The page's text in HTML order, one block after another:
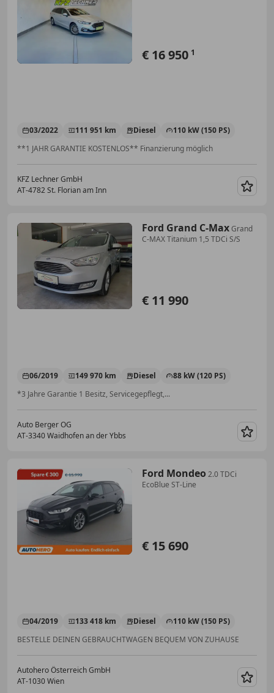
€ 16 950 1
03/2022 111 951 km Diesel
110 kW (150 PS)
**1 JAHR GARANTIE KOSTENLOS** Finanzierung möglich
KFZ Lechner GmbH
AT-4782 St. Florian am Inn
Ford Grand C-MaxGrand
C-MAX Titanium 1,5 TDCi S/S
€ 11 990
06/2019 149 970 km Diesel
88 kW (120 PS)
*3 Jahre Garantie 1 Besitz, Servicegepflegt,...
Auto Berger OG
AT-3340 Waidhofen an der Ybbs
Ford Mondeo 2.0 TDCi
EcoBlue ST-Line
€ 15 690
04/2019 133 418 km Diesel
110 kW (150 PS)
BESTELLE DEINEN GEBRAUCHTWAGEN BEQUEM VON ZUHAUSE
Autohero Österreich GmbH
AT-1030 Wien